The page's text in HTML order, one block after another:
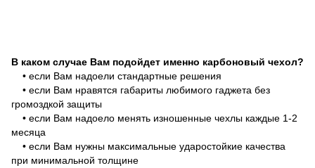
В каком случае Вам подойдет именно карбоновый чехол?
• если Вам надоели стандартные решения
• если Вам нравятся габариты любимого гаджета без
громоздкой защиты
• если Вам надоело менять изношенные чехлы каждые 1-2
месяца
• если Вам нужны максимальные ударостойкие качества
при минимальной толщине